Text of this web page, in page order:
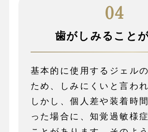
歯がしみること
基本的に使用するジェル
ため、しみにくいと言わ
しかし、個人差や装着時
った場合に、知覚過敏様